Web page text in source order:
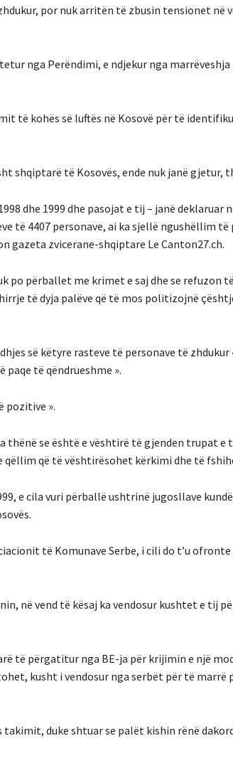
por nuk arritën të zbusin tensionet në
nga Perëndimi, e ndjekur nga marrëveshja
të kohës së luftës në Kosovë për të
shqiptarë të Kosovës, ende nuk janë gjetur,
dhe 1999 dhe pasojat e tij – janë deklaruar
të 4407 personave, ai ka sjellë ngushëllim të
gazeta zvicerane-shqiptare Le Canton27.ch.
po përballet me krimet e saj dhe se refuzon të
të dyja palëve që të mos politizojnë
së këtyre rasteve të personave të zhdukur
të qëndrueshme ».
pozitive ».
thënë se është e vështirë të gjenden trupat e
qëllim që të vështirësohet kërkimi dhe të
e cila vuri përballë ushtrinë jugosllave
të Komunave Serbe, i cili do t’u ofronte
në vend të kësaj ka vendosur kushtet e tij
të përgatitur nga BE-ja për krijimin e një
kusht i vendosur nga serbët për të marrë
duke shtuar se palët kishin rënë